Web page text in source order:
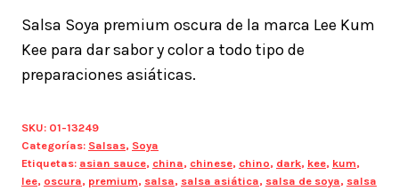
Salsa Soya premium oscura de la marca Lee Kum
Kee para dar sabor y color a todo tipo de
preparaciones asiáticas.
SKU: 01-13249
Categorías: Salsas, Soya
Etiquetas: asian sauce, china, chinese, chino, dark, kee, kum,
lee, oscura, premium, salsa, salsa asiática, salsa de soya, salsa